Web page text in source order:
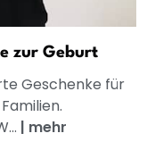
zur Geburt
Geschenke für
| mehr